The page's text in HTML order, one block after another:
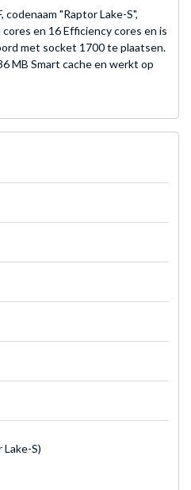
"Raptor Lake-S",
en 16 Efficiency cores en is
met socket 1700 te plaatsen.
MB Smart cache en werkt op
Lake-S)